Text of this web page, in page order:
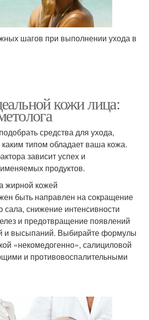
шагов при выполнении ухода в
кожи лица:
средства для ухода,
типом обладает ваша кожа.
зависит успех и
продуктов.
жирной кожей
быть направлен на сокращение
сала, снижение интенсивности
и предотвращение появлений
и высыпаний. Выбирайте формулы
«некомедогенно», салициловой
и противовоспалительными